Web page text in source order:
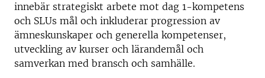
innebär strategiskt arbete mot dag 1-kompetens
och SLUs mål och inkluderar progression av
ämneskunskaper och generella kompetenser,
utveckling av kurser och lärandemål och
samverkan med bransch och samhälle.